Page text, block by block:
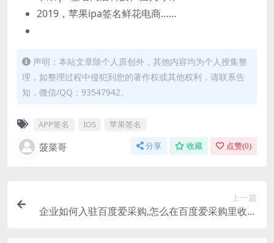
2019，苹果ipa签名鲜花电商……
声明：本站文章除个人原创外，其他内容均为个人搜集整
理，如整理过程中侵犯到您的著作权或其他权利，请联系告
知，微信/QQ：93547942。
APP签名 IOS 苹果签名
菠菜哥 分享 收藏 点赞(0)
上一篇
企业如何入驻百度爱采购,怎么在百度爱采购里收录